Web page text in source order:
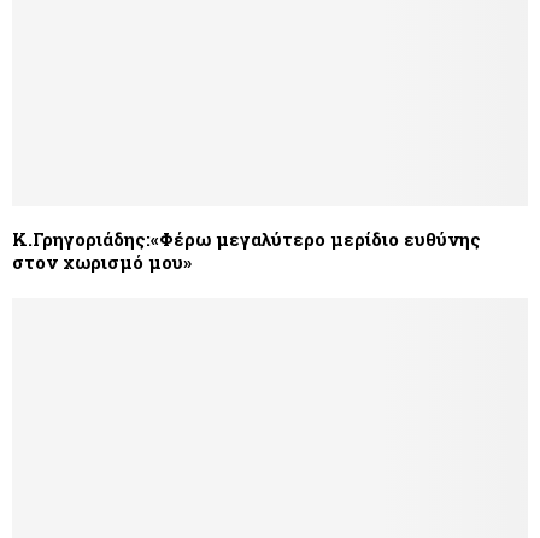
Κ.Γρηγοριάδης:«Φέρω μεγαλύτερο μερίδιο ευθύνης
στον χωρισμό μου»